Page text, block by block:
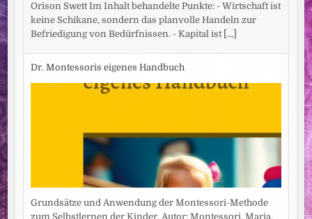
Orison Swett Im Inhalt behandelte Punkte: - Wirtschaft ist
keine Schikane, sondern das planvolle Handeln zur
Befriedigung von Bedürfnissen. - Kapital ist [...]
Dr. Montessoris eigenes Handbuch
Grundsätze und Anwendung der Montessori-Methode
zum Selbstlernen der Kinder. Autor: Montessori, Maria.